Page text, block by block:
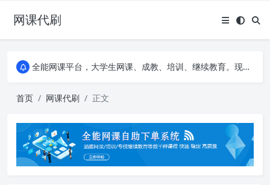
网课代刷
AI论文写作平台，根据真实文献内容生成论文
全能网课平台，大学生网课、成教、培训、继续教育。现已接入代刷代考项目3000+
全能网课平台，大学生网课、成教、培训、继续教育。现已接入代刷代考项目3000+
首页 网课代刷 正文